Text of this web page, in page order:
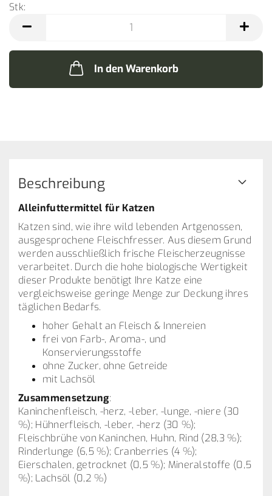
Stk:
In den Warenkorb
Beschreibung
Alleinfuttermittel für Katzen
Katzen sind, wie ihre wild lebenden Artgenossen,
ausgesprochene Fleischfresser. Aus diesem Grund
werden ausschließlich frische Fleischerzeugnisse
verarbeitet. Durch die hohe biologische Wertigkeit
dieser Produkte benötigt Ihre Katze eine
vergleichsweise geringe Menge zur Deckung ihres
täglichen Bedarfs.
hoher Gehalt an Fleisch & Innereien
frei von Farb-, Aroma-, und
Konservierungsstoffe
ohne Zucker, ohne Getreide
mit Lachsöl
Zusammensetzung:
Kaninchenfleisch, -herz, -leber, -lunge, -niere (30
%); Hühnerfleisch, -leber, -herz (30 %);
Fleischbrühe von Kaninchen, Huhn, Rind (28,3 %);
Rinderlunge (6,5 %); Cranberries (4 %);
Eierschalen, getrocknet (0,5 %); Mineralstoffe (0,5
%); Lachsöl (0,2 %)